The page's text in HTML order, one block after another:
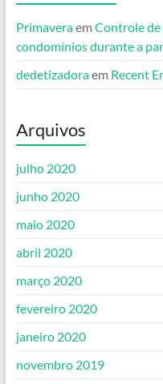
PrimaveraemControle de
condomínios durante a
dedetizadoraem Recent
Arquivos
julho 2020
junho 2020
maio 2020
abril 2020
março 2020
fevereiro 2020
janeiro 2020
novembro 2019